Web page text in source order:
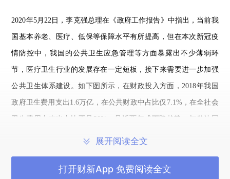
2020年5月22日，李克强总理在《政府工作报告》中指出，当前我
国基本养老、医疗、低保等保障水平有所提高，但在本次新冠疫
情防控中，我国的公共卫生应急管理等方面暴露出不少薄弱环
节，医疗卫生行业的发展存在一定短板，接下来需要进一步加强
公共卫生体系建设。如下图所示，在财政投入方面，2018年我国
政府卫生费用支出1.6万亿，在公共财政中占比仅7.1%，在全社会
卫生费用中支出占比不足30%，且近两年成下降趋势，与发达国
展开阅读全文
打开财新App 免费阅读全文